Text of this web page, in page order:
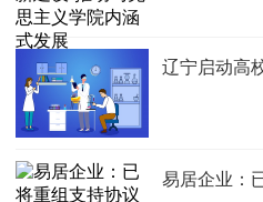
辽宁启动高
易居企业：